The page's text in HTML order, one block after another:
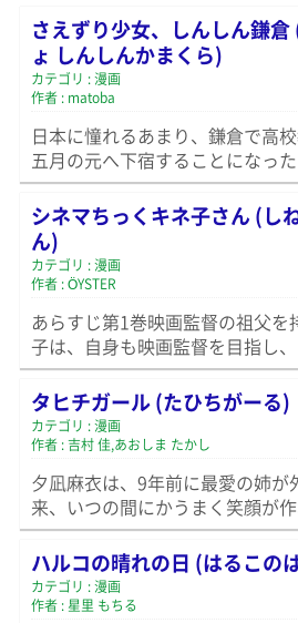
さえずり少女、しんしん鎌
ょ しんしんかまくら)
カテゴリ : 漫画
作者 : matoba
日本に憧れるあまり、鎌倉で高
五月の元へ下宿することになっ
シネマちっくキネ子さん (し
ん)
カテゴリ : 漫画
作者 : ÖYSTER
あらすじ第1巻映画監督の祖父を
子は、自身も映画監督を目指し
タヒチガール (たひちがーる)
カテゴリ : 漫画
作者 : 吉村 佳,あおしま たかし
夕凪麻衣は、9年前に最愛の姉が
来、いつの間にかうまく笑顔が
ハルコの晴れの日 (はるこの
カテゴリ : 漫画
作者 : 星里 もちる